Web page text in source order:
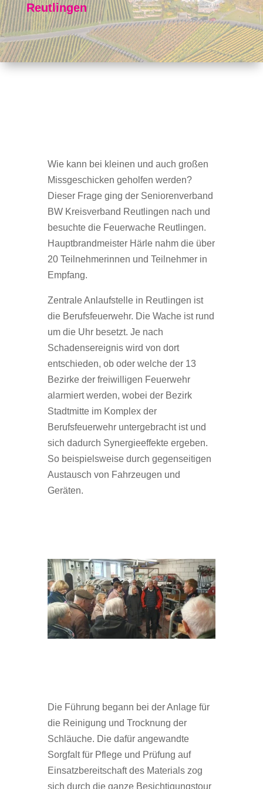
Reutlingen
Wie kann bei kleinen und auch großen
Missgeschicken geholfen werden?
Dieser Frage ging der Seniorenverband
BW Kreisverband Reutlingen nach und
besuchte die Feuerwache Reutlingen.
Hauptbrandmeister Härle nahm die über
20 Teilnehmerinnen und Teilnehmer in
Empfang.
Zentrale Anlaufstelle in Reutlingen ist
die Berufsfeuerwehr. Die Wache ist rund
um die Uhr besetzt. Je nach
Schadensereignis wird von dort
entschieden, ob oder welche der 13
Bezirke der freiwilligen Feuerwehr
alarmiert werden, wobei der Bezirk
Stadtmitte im Komplex der
Berufsfeuerwehr untergebracht ist und
sich dadurch Synergieeffekte ergeben.
So beispielsweise durch gegenseitigen
Austausch von Fahrzeugen und
Geräten.
Die Führung begann bei der Anlage für
die Reinigung und Trocknung der
Schläuche. Die dafür angewandte
Sorgfalt für Pflege und Prüfung auf
Einsatzbereitschaft des Materials zog
sich durch die ganze Besichtigungstour